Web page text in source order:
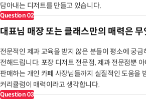
담아내는 디저트를 만들고 있습니다.
Question 02
대표님 매장 또는 클래스만의 매력은
전문적인 제과 교육을 받지 않은 분들이 평소에 궁
전해드립니다. 포장 디저트 전문점, 제과 전문점뿐
판매하는 개인 카페 사장님들까지 실질적인 도움을
커리큘럼이 매력이라고 생각합니다.
Question 03